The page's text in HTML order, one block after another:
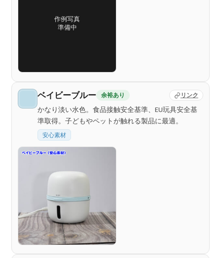
作例写真
準備中
ベイビーブルー 余裕あり リンク
かなり淡い水色。食品接触安全基準、EU玩具安全基
準取得。子どもやペットが触れる製品に最適。
安心素材